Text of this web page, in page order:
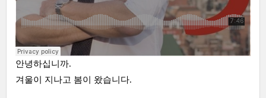
안녕하십니까.
겨울이 지나고 봄이 왔습니다.